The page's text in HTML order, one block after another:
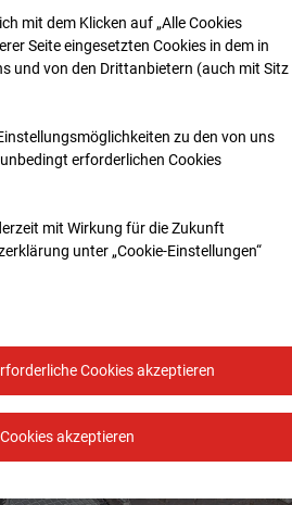
mit dem Klicken auf „Alle Cookies
Seite eingesetzten Cookies in dem in
und von den Drittanbietern (auch mit Sitz
zu den von uns
erforderlichen Cookies
mit Wirkung für die Zukunft
unter „Cookie-Einstellungen“
Cookies akzeptieren
akzeptieren